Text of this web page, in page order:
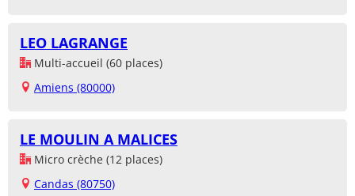
LEO LAGRANGE
Multi-accueil (60 places)
Amiens (80000)
LE MOULIN A MALICES
Micro crèche (12 places)
Candas (80750)